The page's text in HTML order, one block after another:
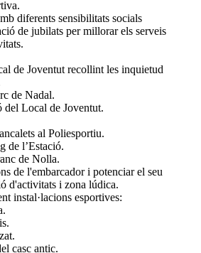
diferents sensibilitats socials
de jubilats per millorar els serveis
de Joventut recollint les inquietud
de Nadal.
del Local de Joventut.
al Poliesportiu.
de l’Estació.
de Nolla.
de l'embarcador i potenciar el seu
d'activitats i zona lúdica.
instal·lacions esportives:
casc antic.